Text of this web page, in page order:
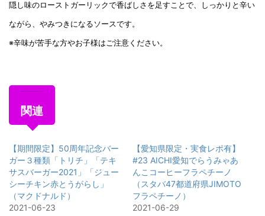
隠し味のローストガーリックで香ばしさを足すことで、しっかりと辛い
ながら、やみつきになるソースです。
※辛味が苦手な方やお子様はご注意ください。
関連
【期間限定】50周年記念バー
ガー３種類「トリチ」「テキ
サスバーガー2021」「ジュー
シーチキン赤とうがらし」
（マクドナルド）
2021-06-23
【愛知県限定・実食レポ有】
#23 AICHI愛知でらうみゃあ
んこコーヒーフラペチーノ
（スタバ47都道府県JIMOTO
フラペチーノ）
2021-06-29